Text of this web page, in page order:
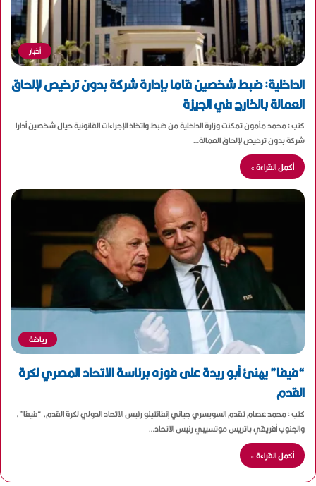
أخبار
الداخلية: ضبط شخصين قاما بإدارة شركة بدون ترخيص لإلحاق
العمالة بالخارج في الجيزة
كتب : محمد مأمون تمكنت وزارة الداخلية من ضبط واتخاذ الإجراءات القانونية حيال شخصين أدارا
شركة بدون ترخيص لإلحاق العمالة…
أكمل القراءة »
رياضة
“فيفا” يهنئ أبو ريدة على فوزه برئاسة الاتحاد المصري لكرة
القدم
كتب : محمد عصام تقدم السويسري جياني إنفانتينو رئيس الاتحاد الدولي لكرة القدم، “فيفا”،
والجنوب أفريقي باتريس موتسيبي رئيس الاتحاد…
أكمل القراءة »